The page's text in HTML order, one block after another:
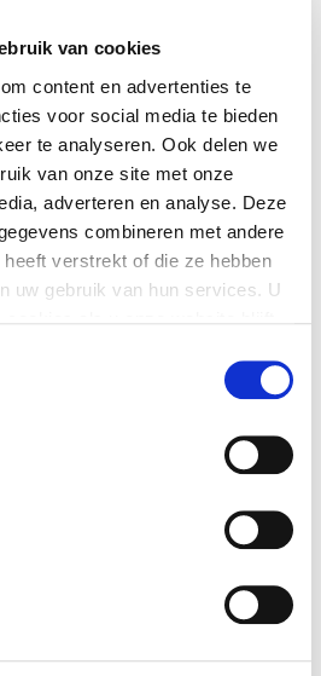
van cookies
content en advertenties te
voor social media te bieden
te analyseren. Ook delen we
van onze site met onze
adverteren en analyse. Deze
combineren met andere
verstrekt of die ze hebben
uw gebruik van hun services. U
kunnen
denk aan
aanmaken, afnemen bij
‘Heel veel sites lijken aan de
gebruiken dezelfde functies.
allemaal zelf bouwen,
van serverless veel werk
Ze hoeven niet meer
op het programmeren
app of site onderscheidend
Dat is ook nog eens
tekort aan
van een groot bedrijf dat
massaal omarmd.